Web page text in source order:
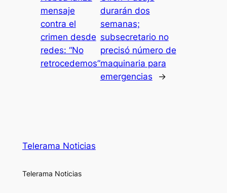
mensaje
contra el
crimen desde
redes: “No
retrocedemos”
durarán dos
semanas;
subsecretario no
precisó número de
maquinaria para
emergencias
→
Telerama Noticias
Telerama Noticias